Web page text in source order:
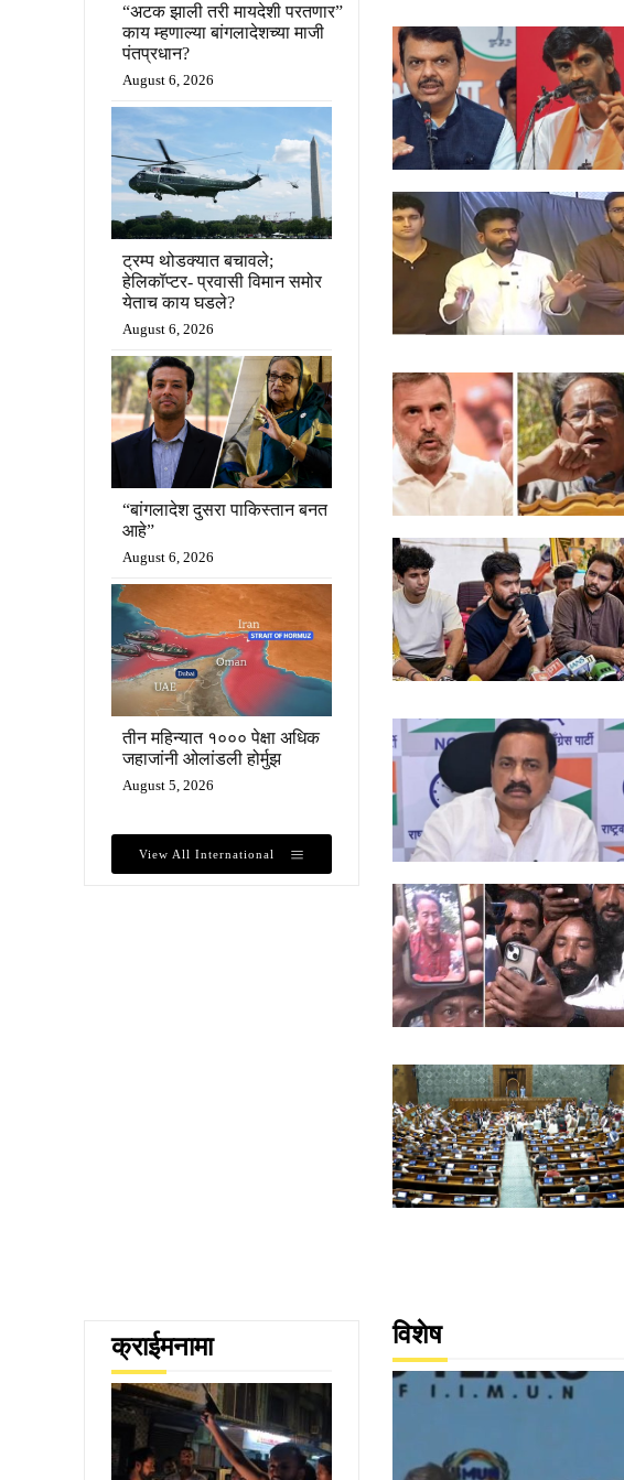
“अटक झाली तरी मायदेशी परतणार”
काय म्हणाल्या बांगलादेशच्या माजी
पंतप्रधान?
August 6, 2026
ट्रम्प थोडक्यात बचावले;
हेलिकॉप्टर- प्रवासी विमान समोर
येताच काय घडले?
August 6, 2026
“बांगलादेश दुसरा पाकिस्तान बनत
आहे”
August 6, 2026
तीन महिन्यात १००० पेक्षा अधिक
जहाजांनी ओलांडली होर्मुझ
August 5, 2026
View All International
क्राईमनामा विशेष